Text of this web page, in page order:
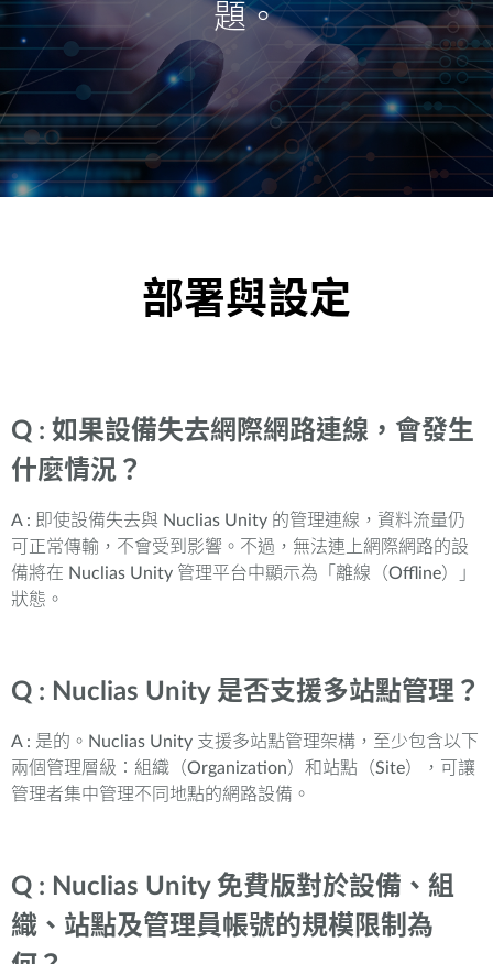
題。
部署與設定
Q : 如果設備失去網際網路連線，會發生
什麼情況？
A : 即使設備失去與 Nuclias Unity 的管理連線，資料流量仍
可正常傳輸，不會受到影響。不過，無法連上網際網路的設
備將在 Nuclias Unity 管理平台中顯示為「離線（Offline）」
狀態。
Q : Nuclias Unity 是否支援多站點管理？
A : 是的。Nuclias Unity 支援多站點管理架構，至少包含以下
兩個管理層級：組織（Organization）和站點（Site），可讓
管理者集中管理不同地點的網路設備。
Q : Nuclias Unity 免費版對於設備、組
織、站點及管理員帳號的規模限制為